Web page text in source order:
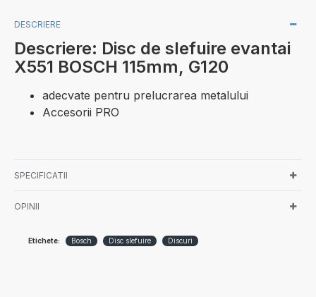
DESCRIERE
Descriere: Disc de slefuire evantai
X551 BOSCH 115mm, G120
adecvate pentru prelucrarea metalului
Accesorii PRO
SPECIFICATII
OPINII
Etichete: Bosch Disc slefuire Discuri